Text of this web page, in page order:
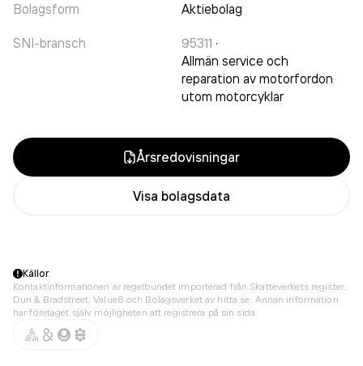
Bolagsform Aktiebolag
SNI-bransch 95311 ·
Allmän service och
reparation av motorfordon
utom motorcyklar
Årsredovisningar
Visa bolagsdata
Källor
Kontaktinformationen är regelbundet importerad från Skatteverkets register,
Dun & Bradstreet, Value8 och Bolagsverket av hitta.se. Annan information
har företaget själv möjligheten att registrera på sin sida.